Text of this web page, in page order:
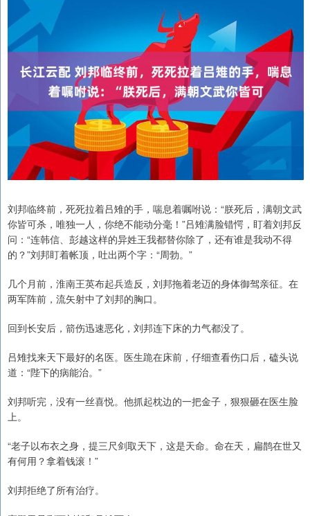
刘邦临终前，死死拉着吕雉的手，喘息着嘱咐说：“朕死后，满朝文武
你皆可杀，唯独一人，你绝不能动分毫！”吕雉满脸错愕，盯着刘邦反
问：“连韩信、彭越这样的异姓王我都替你除了，还有谁是我动不得
的？”刘邦盯着帐顶，吐出两个字：“周勃。”
几个月前，淮南王英布起兵造反，刘邦拖着老迈的身体御驾亲征。在
两军阵前，流矢射中了刘邦的胸口。
回到长安后，箭伤迅速恶化，刘邦连下床的力气都没了。
吕雉找来天下最好的名医。医生跪在床前，仔细查看伤口后，磕头说
道：“陛下的病能治。”
刘邦听完，没有一丝喜悦。他抓起枕边的一把金子，狠狠砸在医生脸
上。
“老子以布衣之身，提三尺剑取天下，这是天命。命在天，扁鹊在世又
有何用？拿着钱滚！”
刘邦拒绝了所有治疗。